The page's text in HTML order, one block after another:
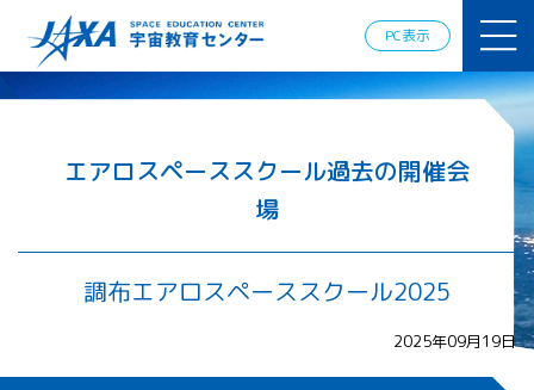
PC表示
ミー
ロスペース
情報の発
信
宇宙を活用
体験的学
際）
エアロスペーススクール過去の開催会
場
調布エアロスペーススクール2025
2025年09月19日